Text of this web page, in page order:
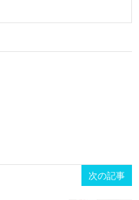
次の記事